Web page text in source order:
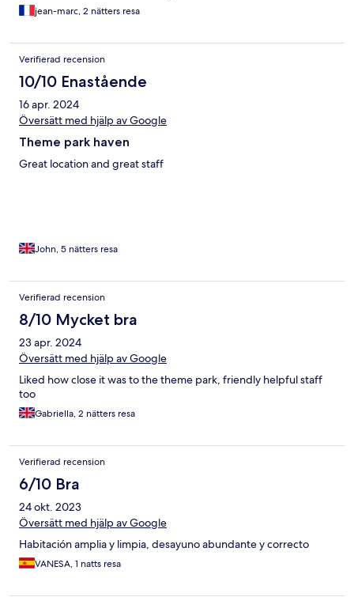
jean-marc, 2 nätters resa
Verifierad recension
10/10 Enastående
16 apr. 2024
Översätt med hjälp av Google
Theme park haven
Great location and great staff
John, 5 nätters resa
Verifierad recension
8/10 Mycket bra
23 apr. 2024
Översätt med hjälp av Google
Liked how close it was to the theme park, friendly helpful staff
too
Gabriella, 2 nätters resa
Verifierad recension
6/10 Bra
24 okt. 2023
Översätt med hjälp av Google
Habitación amplia y limpia, desayuno abundante y correcto
VANESA, 1 natts resa